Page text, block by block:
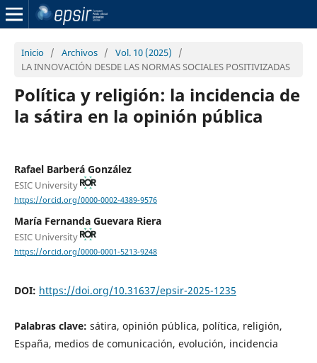
Inicio / Archivos / Vol. 10 (2025)
/
LA INNOVACIÓN DESDE LAS NORMAS SOCIALES POSITIVIZADAS
Política y religión: la incidencia de
la sátira en la opinión pública
Rafael Barberá González
ESIC University
https://orcid.org/0000-0002-4389-9576
María Fernanda Guevara Riera
ESIC University
https://orcid.org/0000-0001-5213-9248
DOI: https://doi.org/10.31637/epsir-2025-1235
Palabras clave: sátira, opinión pública, política, religión,
España, medios de comunicación, evolución, incidencia